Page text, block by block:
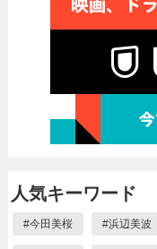
人気キーワード
#今田美桜 #浜辺美波